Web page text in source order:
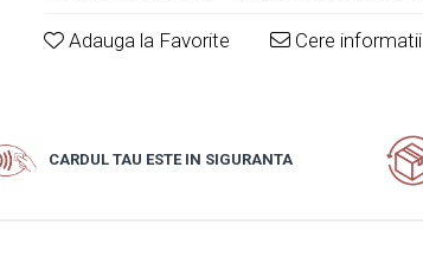
Adauga la Favorite Cere informatii
CARDUL TAU ESTE IN SIGURANTA